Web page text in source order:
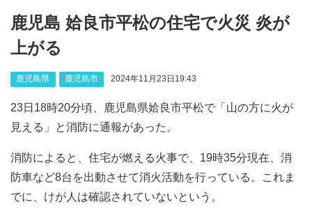
鹿児島 姶良市平松の住宅で火災 炎が
上がる
鹿児島県 鹿児島市 2024年11月23日19:43
23日18時20分頃、鹿児島県姶良市平松で「山の方に火が
見える」と消防に通報があった。
消防によると、住宅が燃える火事で、19時35分現在、消
防車など8台を出動させて消火活動を行っている。これま
でに、けが人は確認されていないという。